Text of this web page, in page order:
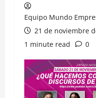
Equipo Mundo
21 de noviembre
1 minute read
0